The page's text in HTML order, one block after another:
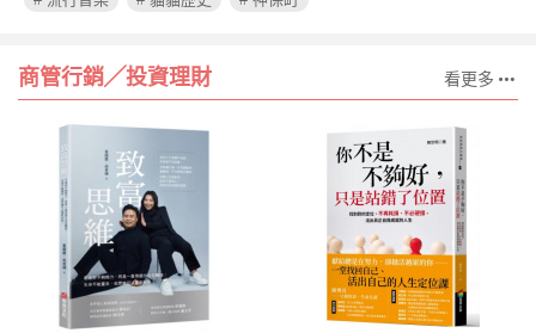
商管行銷╱投資理財 看更多